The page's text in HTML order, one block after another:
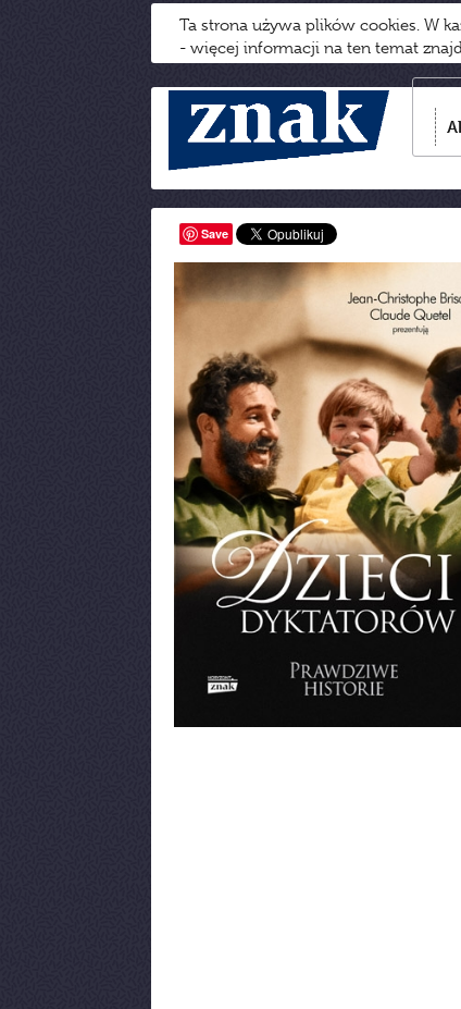
Ta strona używa plików cookies. W
- więcej informacji na ten temat
Save